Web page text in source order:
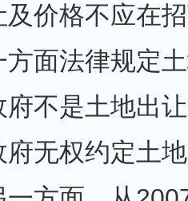
格不应在招
面法律规定
不是土地出
府无权约定土